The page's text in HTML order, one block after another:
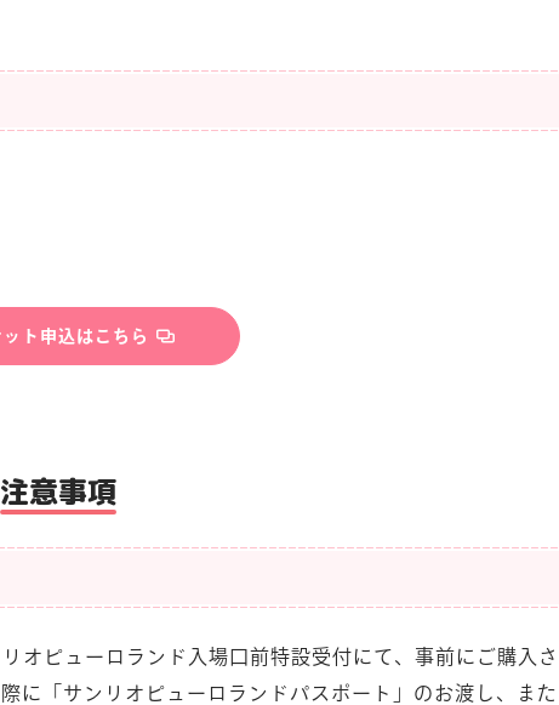
ット申込はこちら
注意事項
オピューロランド入場口前特設受付にて、事前にご購入さ
に「サンリオピューロランドパスポート」のお渡し、また